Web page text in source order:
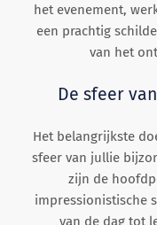
het evenement,
een prachtig
van het
De sfeer
Het belangrijkste
sfeer van jullie
zijn de
impressionistische
van de dag tot